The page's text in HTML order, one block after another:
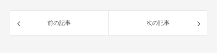
前の記事 次の記事